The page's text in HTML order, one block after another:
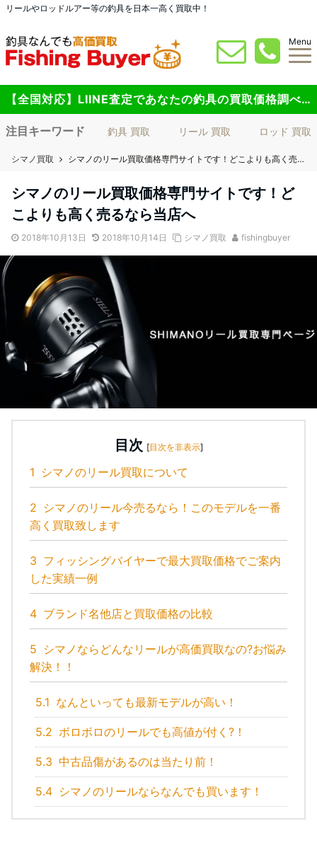
リールやロッドルアー等の釣具を日本一高く買取中！
Menu
【全国対応】LIINE査定であなたの釣具の買取価格調べてみませんか？
注目キーワード 釣具 買取 リール 買取 ロッド 買取
シマノ買取 シマノのリール買取価格専門サイトです！どこよりも高く売るなら当店へ
シマノのリール買取価格専門サイトです！ど
こよりも高く売るなら当店へ
2018年10月13日 2018年10月14日 シマノ買取 fishingbuyer
目次 [目次を非表示]
1 シマノのリール買取について
2 シマノのリール今売るなら！このモデルを一番
高く買取致します
3 フィッシングバイヤーで最大買取価格でご案内
した実績一例
4 ブランド名他店と買取価格の比較
5 シマノならどんなリールが高価買取なの?お悩み
解決！！
5.1 なんといっても最新モデルが高い！
5.2 ボロボロのリールでも高値が付く?！
5.3 中古品傷があるのは当たり前！
5.4 シマノのリールならなんでも買います！